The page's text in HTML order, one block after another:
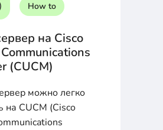
How to
на Cisco
(CUCM)
можно легко
на CUCM (Cisco